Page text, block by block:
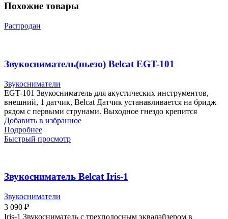
Похожие товары
Распродан
Звукосниматель(пьезо) Belcat EGT-101
Звукосниматели
EGT-101 Звукосниматель для акустических инструментов,
внешний, 1 датчик, Belcat Датчик устанавливается на бридж
рядом с первыми струнами. Выходное гнездо крепится
Добавить в избранное
Подробнее
Быстрый просмотр
Звукосниматель Belcat Iris-1
Звукосниматели
3 090 ₽
Iris-1 Звукосниматель с трехполосным эквалайзером в